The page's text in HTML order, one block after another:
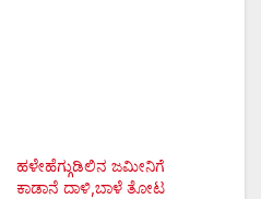
ಹಳೇಹೆಗ್ಗುಡಿಲಿನ ಜಮೀನಿಗೆ
ಕಾಡಾನೆ ದಾಳಿ,ಬಾಳೆ ತೋಟ